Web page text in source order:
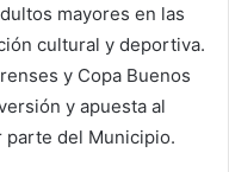
mayores en las
cultural y deportiva.
y Copa Buenos
y apuesta al
del Municipio.